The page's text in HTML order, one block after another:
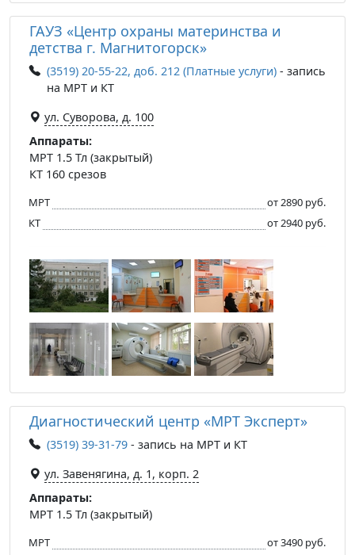
ГАУЗ «Центр охраны материнства и
детства г. Магнитогорск»
(3519) 20-55-22, доб. 212 (Платные услуги) - запись
на МРТ и КТ
ул. Суворова, д. 100
Аппараты:
МРТ 1.5 Тл (закрытый)
КТ 160 срезов
МРТ
от 2890 руб.
КТ
от 2940 руб.
Диагностический центр «МРТ Эксперт»
(3519) 39-31-79 - запись на МРТ и КТ
ул. Завенягина, д. 1, корп. 2
Аппараты:
МРТ 1.5 Тл (закрытый)
МРТ от 3490 руб.